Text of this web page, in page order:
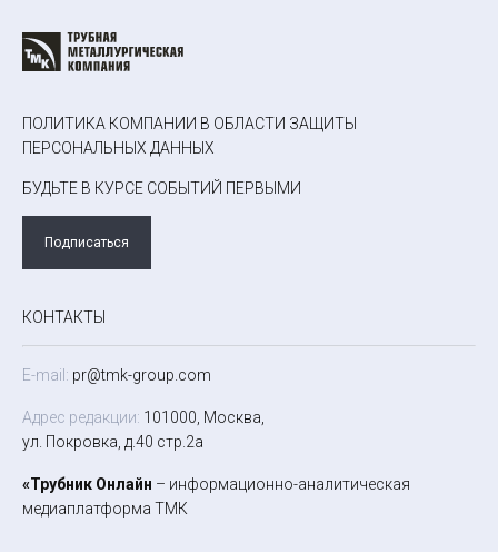
ПОЛИТИКА КОМПАНИИ В ОБЛАСТИ ЗАЩИТЫ
ПЕРСОНАЛЬНЫХ ДАННЫХ
БУДЬТЕ В КУРСЕ СОБЫТИЙ ПЕРВЫМИ
Подписаться
КОНТАКТЫ
E-mail: pr@tmk-group.com
Адрес редакции: 101000, Москва,
ул. Покровка, д.40 стр.2а
«Трубник Онлайн – информационно-аналитическая
медиаплатформа ТМК